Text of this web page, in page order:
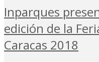
Inparques
edición de la
Caracas 2018